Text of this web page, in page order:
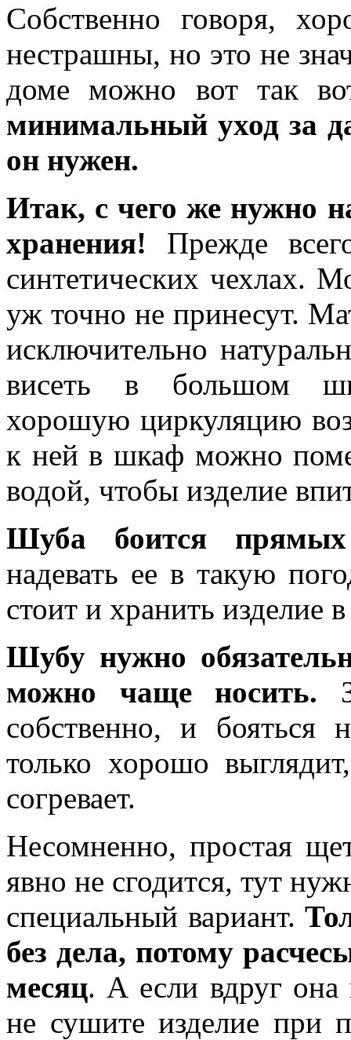
Собственно говоря,
нестрашны, но это не
доме можно вот так
минимальный уход за
он нужен.
Итак, с чего же нужно
хранения! Прежде
синтетических чехлах.
уж точно не принесут.
исключительно
висеть в большом
хорошую циркуляцию
к ней в шкаф можно
водой, чтобы изделие
Шуба боится
надевать ее в такую
стоит и хранить изделие
Шубу нужно
можно чаще носить.
собственно, и бояться
только хорошо
согревает.
Несомненно, простая
явно не сгодится, тут
специальный вариант.
без дела, потому
месяц. А если вдруг она
не сушите изделие при